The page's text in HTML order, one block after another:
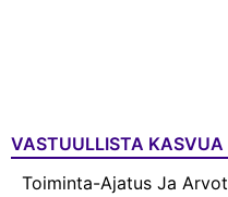
VASTUULLISTA KASVUA
Toiminta-Ajatus Ja Arvot